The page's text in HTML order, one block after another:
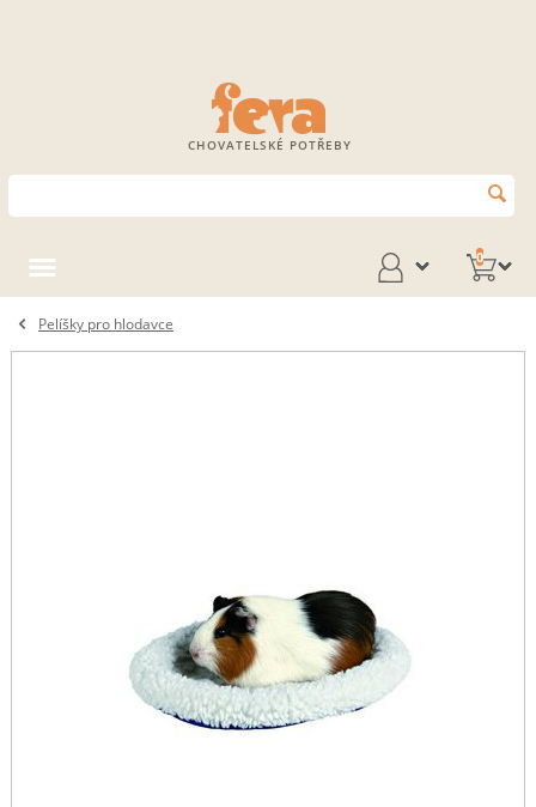
CHOVATELSKÉ POTŘEBY
0
Pelíšky pro hlodavce